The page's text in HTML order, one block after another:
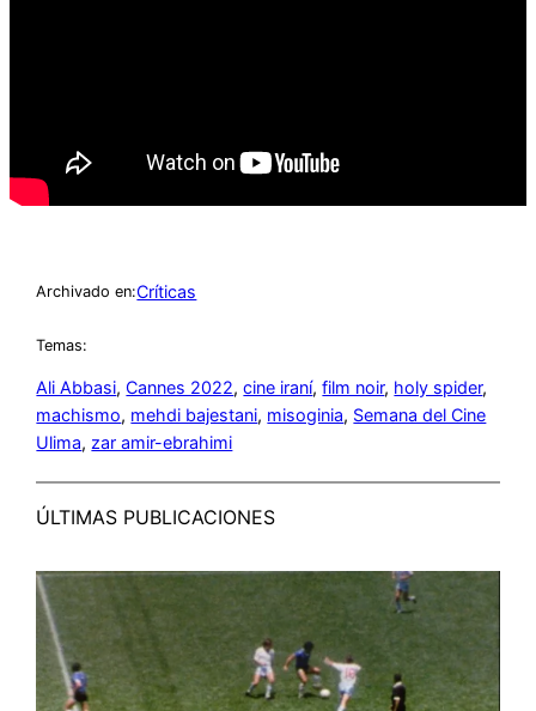
Archivado en:Críticas
Temas:
Ali Abbasi, Cannes 2022, cine iraní, film noir, holy spider
machismo, mehdi bajestani, misoginia, Semana del Cine
Ulima, zar amir-ebrahimi
ÚLTIMAS PUBLICACIONES